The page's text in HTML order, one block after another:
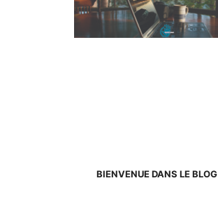
BIENVENUE DANS LE BLOG